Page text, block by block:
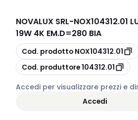
NOVALUX SRL-NOX104312.01
19W 4K EM.D=280 BIA
copia
Cod. prodotto NOX104312.01
copia
Cod. produttore104312.01
Accedi per visualizzare prezzi e
Accedi